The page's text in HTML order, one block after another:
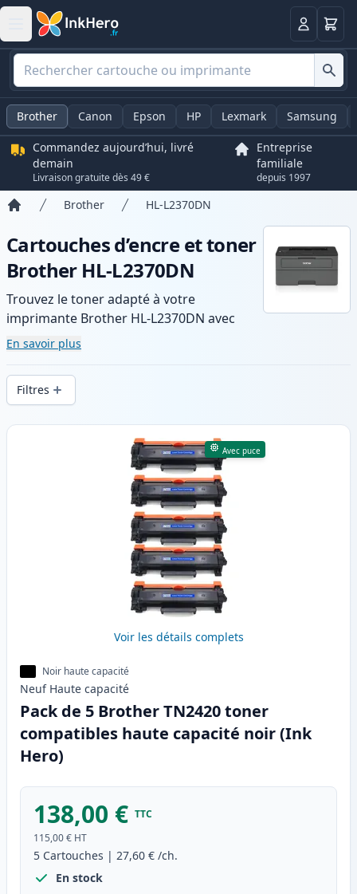
Panier
Brother Canon Epson HP Lexmark Samsung
Commandez aujourd’hui, livré
demain
Livraison gratuite dès 49 €
Entreprise
familiale
depuis 1997
Brother HL-L2370DN
Cartouches d’encre et toner
Brother HL-L2370DN
Trouvez le toner adapté à votre
imprimante Brother HL-L2370DN avec
notre gamme de cartouches compatibles
et haute capacité. Profitez d’une qualité
d’impression constante et d’une livraison
rapide depuis un stock local en .
En savoir plus
Filtres
Produits
Avec puce
Voir les détails complets
Noir haute capacité
Neuf Haute capacité
Pack de 5 Brother TN2420 toner
compatibles haute capacité noir (Ink
Hero)
138,00 € TTC
115,00 € HT
5 Cartouches | 27,60 € /ch.
En stock